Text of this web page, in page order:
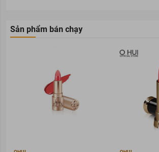
Sản phẩm bán chạy